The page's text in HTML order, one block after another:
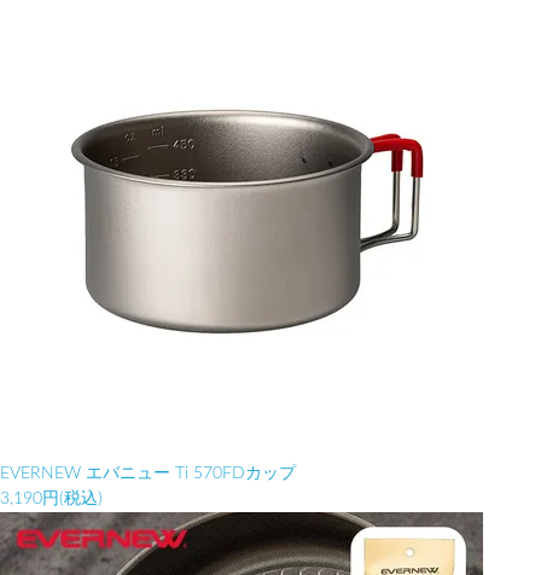
EVERNEW エバニュー Ti 570FDカップ
3,190円(税込)